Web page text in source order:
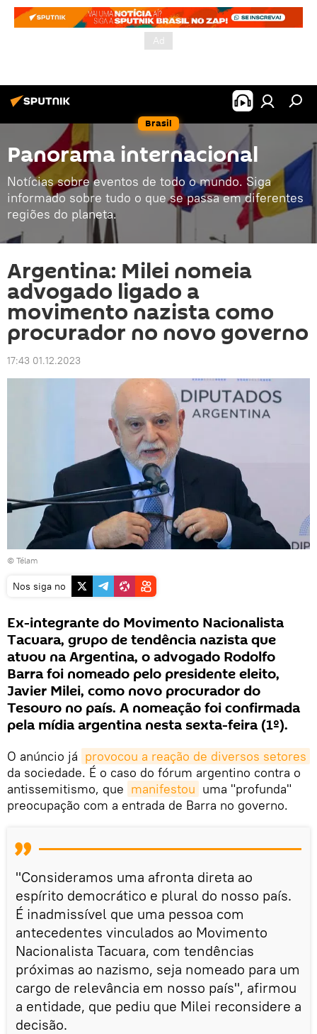
Brasil
Panorama internacional
Notícias sobre eventos de todo o mundo. Siga
informado sobre tudo o que se passa em diferentes
regiões do planeta.
Argentina: Milei nomeia
advogado ligado a
movimento nazista como
procurador no novo governo
17:43 01.12.2023
© Télam
Nos siga no
Ex-integrante do Movimento Nacionalista
Tacuara, grupo de tendência nazista que
atuou na Argentina, o advogado Rodolfo
Barra foi nomeado pelo presidente eleito,
Javier Milei, como novo procurador do
Tesouro no país. A nomeação foi confirmada
pela mídia argentina nesta sexta-feira (1º).
O anúncio já provocou a reação de diversos setores
da sociedade. É o caso do fórum argentino contra o
antissemitismo, que manifestou uma "profunda"
preocupação com a entrada de Barra no governo.
"Consideramos uma afronta direta ao
espírito democrático e plural do nosso país.
É inadmissível que uma pessoa com
antecedentes vinculados ao Movimento
Nacionalista Tacuara, com tendências
próximas ao nazismo, seja nomeado para um
cargo de relevância em nosso país", afirmou
a entidade, que pediu que Milei reconsidere a
decisão.